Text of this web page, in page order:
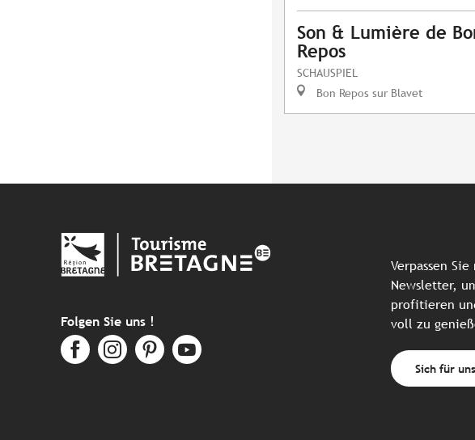
Son & Lumière de
Repos
SCHAUSPIEL
Bon Repos sur Blavet
Folgen Sie uns !
Verpassen
Newsletter,
profitieren
voll zu
Sich für